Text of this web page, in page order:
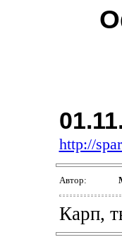
http://
Автор:
Карп,